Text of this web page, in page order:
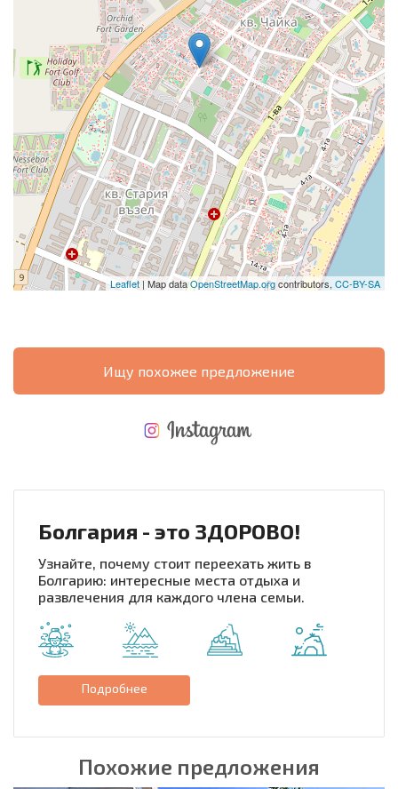
Leaflet| Map dataOpenStreetMap.orgcontributors, CC-BY-SA
Ищу похожее предложение
Болгария - это ЗДОРОВО!
Узнайте, почему стоит переехать жить в
Болгарию: интересные места отдыха и
развлечения для каждого члена семьи.
Подробнее
Похожие предложения